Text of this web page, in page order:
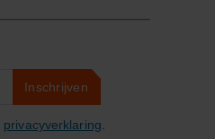
Inschrijven
privacyverklaring